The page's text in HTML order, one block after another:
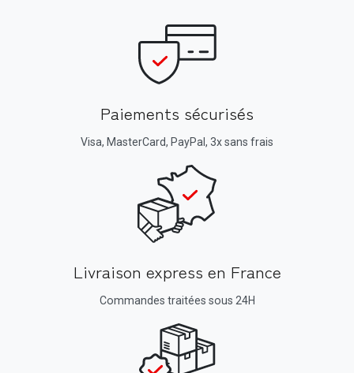
Paiements sécurisés
Visa, MasterCard, PayPal, 3x sans frais
Livraison express en France
Commandes traitées sous 24H